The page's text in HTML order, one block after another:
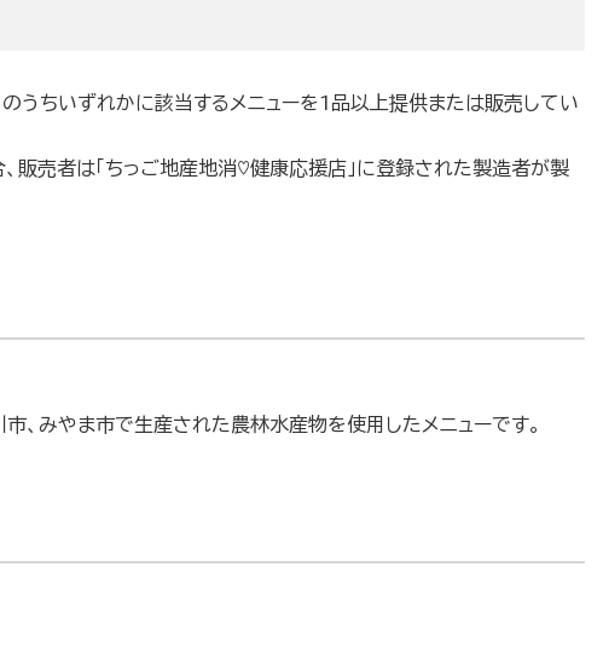
ちいずれかに該当するメニューを1品以上提供または販売してい
販売者は「ちっご地産地消♡健康応援店」に登録された製造者が製
市、みやま市で生産された農林水産物を使用したメニューです。